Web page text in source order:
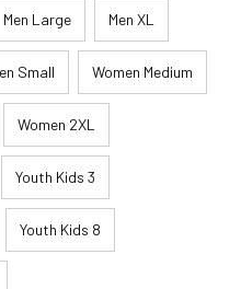
Men Large Men XL
Small Women Medium
Women 2XL
Youth Kids 3
Youth Kids 8